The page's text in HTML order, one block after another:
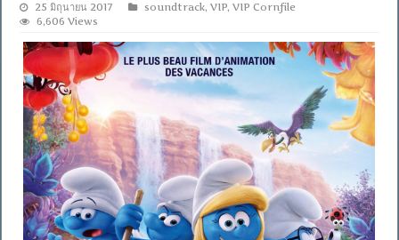
25 มิถุนายน 2017 soundtrack,VIP,VIP Cornfile
6,606 Views